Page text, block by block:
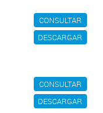
CONSULTAR
DESCARGAR
CONSULTAR
DESCARGAR